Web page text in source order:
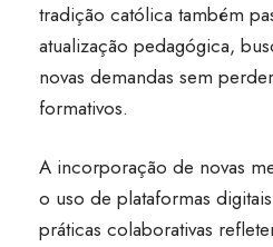
tradição católica também
atualização pedagógica,
novas demandas sem
formativos.
A incorporação de novas
o uso de plataformas
práticas colaborativas